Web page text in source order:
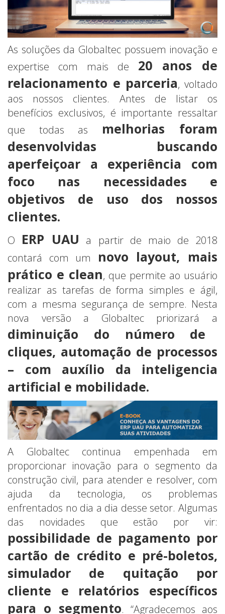
As soluções da Globaltec possuem inovação e
expertise com mais de 20 anos de
relacionamento e parceria, voltado
aos nossos clientes. Antes de listar os
benefícios exclusivos, é importante ressaltar
que todas as melhorias foram
desenvolvidas buscando
aperfeiçoar a experiência com
foco nas necessidades e
objetivos de uso dos nossos
clientes.
O ERP UAU a partir de maio de 2018
contará com um novo layout, mais
prático e clean, que permite ao usuário
realizar as tarefas de forma simples e ágil,
com a mesma segurança de sempre. Nesta
nova versão a Globaltec priorizará a
diminuição do número de
cliques, automação de processos
– com auxílio da inteligencia
artificial e mobilidade.
A Globaltec continua empenhada em
proporcionar inovação para o segmento da
construção civil, para atender e resolver, com
ajuda da tecnologia, os problemas
enfrentados no dia a dia desse setor. Algumas
das novidades que estão por vir:
possibilidade de pagamento por
cartão de crédito e pré-boletos,
simulador de quitação por
cliente e relatórios específicos
para o segmento. “Agradecemos aos